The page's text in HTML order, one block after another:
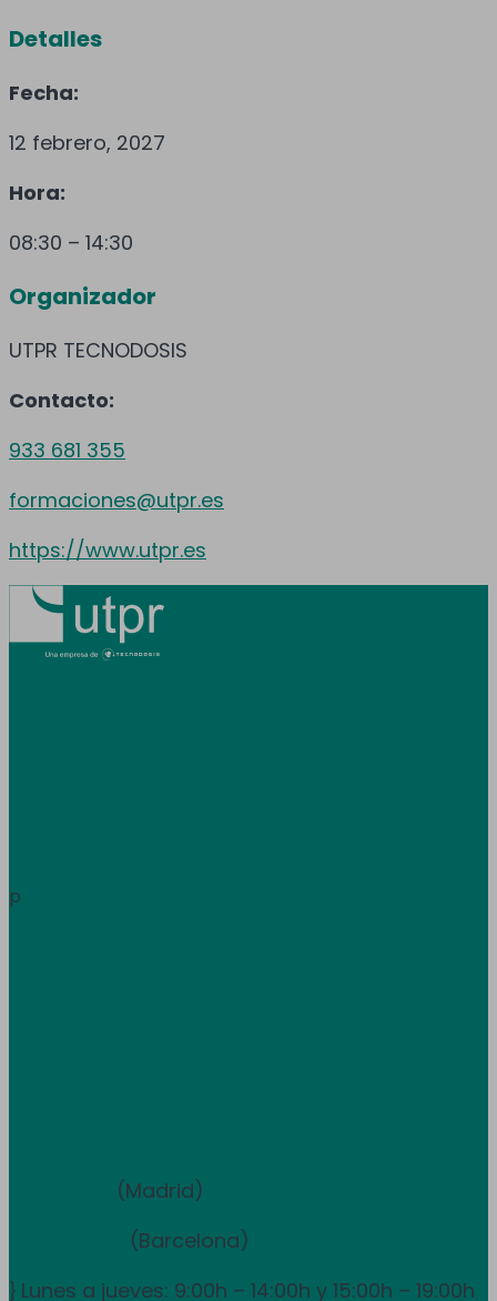
Detalles
Fecha:
12 febrero, 2027
Hora:
08:30 – 14:30
Organizador
UTPR TECNODOSIS
Contacto:
933 681 355
formaciones@utpr.es
https://www.utpr.es
p
(Madrid)
(Barcelona)
} Lunes a jueves: 9:00h – 14:00h y 15:00h – 19:00h